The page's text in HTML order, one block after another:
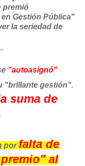
premió
Gestión Pública"
la seriedad de
"autoasignó"
"brillante gestión".
suma de
porfalta de
al